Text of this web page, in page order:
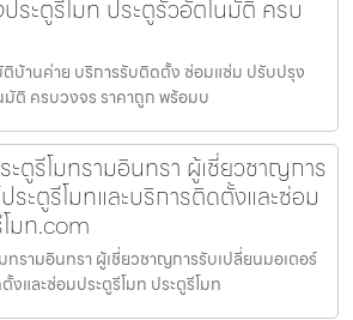
ระตูรีโมท ประตูรั้วอัตโนมัติ ครบ
ติบ้านค่าย บริการรับติดตั้ง ซ่อมแซ่ม ปรับปรุง
มัติ ครบวงจร ราคาถูก พร้อมบ
ะตูรีโมทรามอินทรา ผู้เชี่ยวชาญการ
ระตูรีโมทและบริการติดตั้งและซ่อม
มท.com
ทรามอินทรา ผู้เชี่ยวชาญการรับเปลี่ยนมอเตอร์
งและซ่อมประตูรีโมท ประตูรีโมท